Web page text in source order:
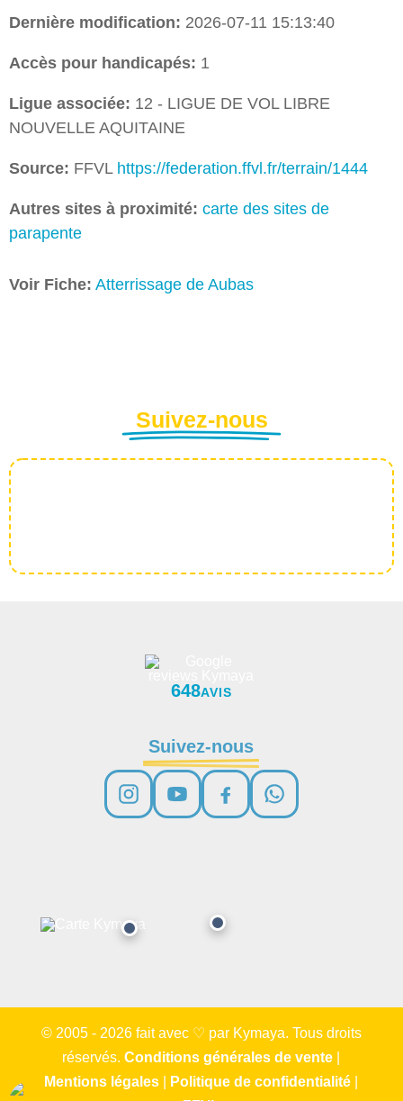
Dernière modification: 2026-07-11 15:13:40
Accès pour handicapés: 1
Ligue associée: 12 - LIGUE DE VOL LIBRE
NOUVELLE AQUITAINE
Source: FFVL https://federation.ffvl.fr/terrain/1444
Autres sites à proximité: carte des sites de
parapente
Voir Fiche: Atterrissage de Aubas
Suivez-nous
648AVIS
Suivez-nous
© 2005 - 2026 fait avec ♡ par Kymaya. Tous droits
réservés.Conditions générales de vente
Mentions légales
Politique de confidentialité